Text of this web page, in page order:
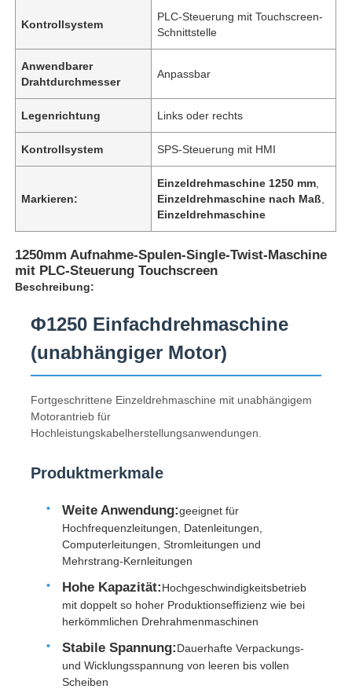
Startseite
Produkte
Über uns
Kontrollsystem
PLC-Steuerung mit Touchscreen-
Schnittstelle
Anwendbarer
Drahtdurchmesser
Anpassbar
Legenrichtung Links oder rechts
Kontrollsystem SPS-Steuerung mit HMI
Markieren:
Einzeldrehmaschine 1250 mm
Einzeldrehmaschine nach Maß
Einzeldrehmaschine
1250mm Aufnahme-Spulen-Single-Twist-Maschine
mit PLC-Steuerung Touchscreen
Beschreibung:
Φ1250 Einfachdrehmaschine
(unabhängiger Motor)
Fortgeschrittene Einzeldrehmaschine mit unabhängigem
Motorantrieb für
Hochleistungskabelherstellungsanwendungen.
Produktmerkmale
Weite Anwendung:geeignet für
Hochfrequenzleitungen, Datenleitungen,
Computerleitungen, Stromleitungen und
Mehrstrang-Kernleitungen
Hohe Kapazität:Hochgeschwindigkeitsbetrieb
mit doppelt so hoher Produktionseffizienz wie bei
herkömmlichen Drehrahmenmaschinen
Stabile Spannung:Dauerhafte Verpackungs-
und Wicklungsspannung von leeren bis vollen
Scheiben